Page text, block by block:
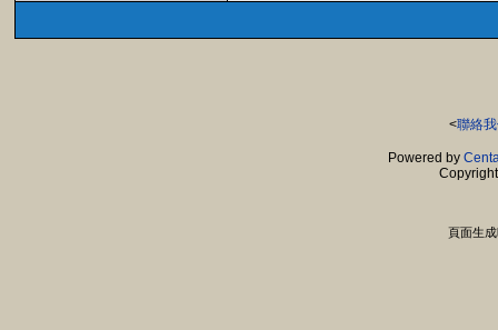
<聯絡
Powered by
頁面生